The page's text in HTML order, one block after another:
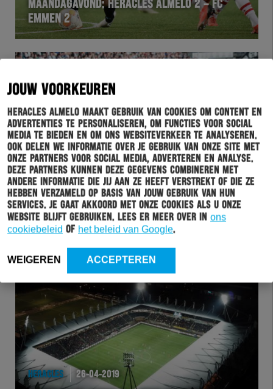
JOUW VOORKEUREN
Heracles Almelo maakt gebruik van cookies om content en
advertenties te personaliseren, om functies voor social
media te bieden en om ons websiteverkeer te analyseren.
Ook delen we informatie over je gebruik van onze site met
onze partners voor social media, adverteren en analyse.
Deze partners kunnen deze gegevens combineren met
andere informatie die jij aan ze heeft verstrekt of die ze
hebben verzameld op basis van jouw gebruik van hun
services. Je gaat akkoord met onze cookies als u onze
website blijft gebruiken. Lees er meer over in ons
cookiebeleid of het beleid van Google.
WEIGEREN ACCEPTEREN
MAANDAGAVOND: HERACLES ALMELO 2 – FC
EMMEN 2
HERACLES 28-04-2019
SUPPORTERS DOEN HUN VERHAAL OVER
HERACLES ALMELO
HERACLES 26-04-2019